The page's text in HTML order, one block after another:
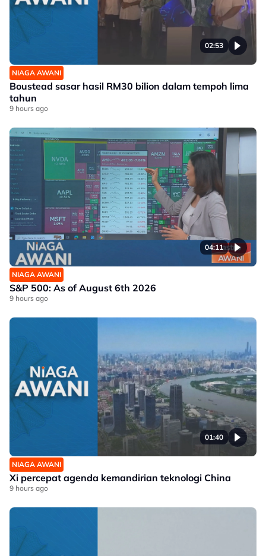
02:53
NIAGA AWANI
Boustead sasar hasil RM30 bilion dalam tempoh lima
tahun
9 hours ago
04:11
NIAGA AWANI
S&P 500: As of August 6th 2026
9 hours ago
01:40
NIAGA AWANI
Xi percepat agenda kemandirian teknologi China
9 hours ago